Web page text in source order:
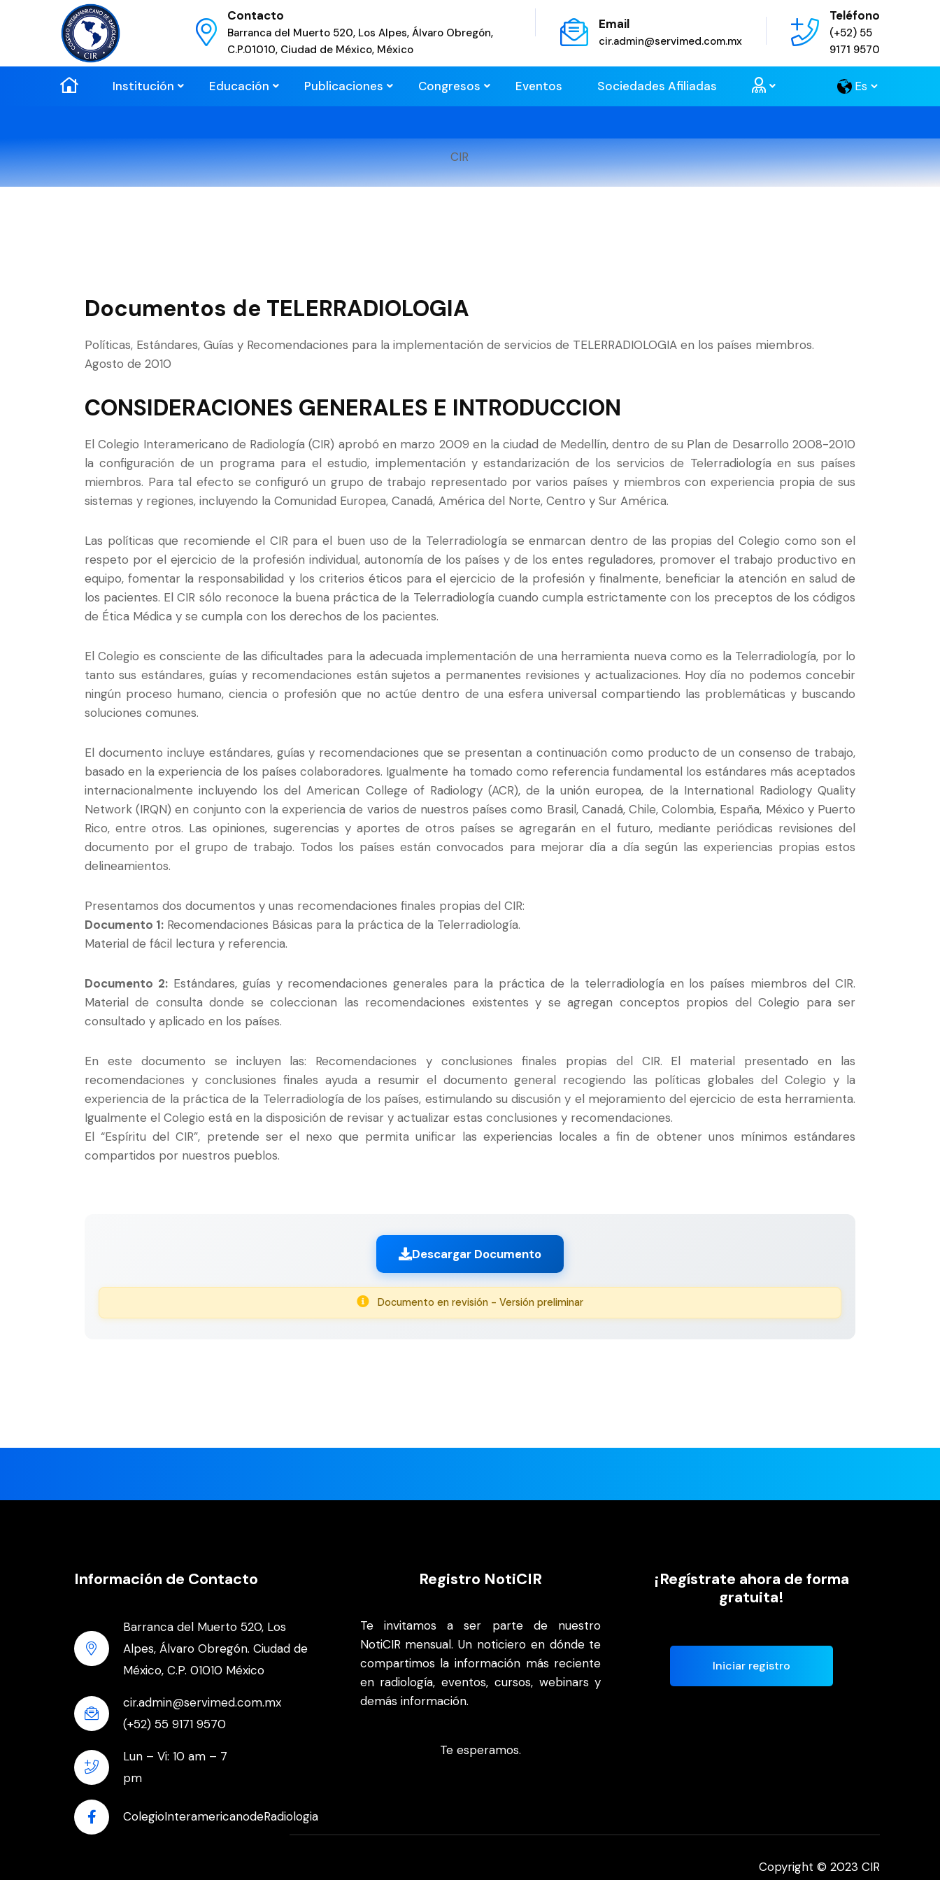
Contacto
Barranca del Muerto 520, Los Alpes, Álvaro Obregón,
C.P.01010, Ciudad de México, México
Email
cir.admin@servimed.com.mx
Teléfono
(+52) 55
9171 9570
Institución Educación Publicaciones Congresos Eventos Sociedades Afiliadas
CIR
Documentos de TELERRADIOLOGIA
Políticas, Estándares, Guías y Recomendaciones para la implementación de servicios de TELERRADIOLOGIA en los países miembros.
Agosto de 2010
CONSIDERACIONES GENERALES E INTRODUCCION
El Colegio Interamericano de Radiología (CIR) aprobó en marzo 2009 en la ciudad de Medellín, dentro de su Plan de Desarrollo 2008-2010
la configuración de un programa para el estudio, implementación y estandarización de los servicios de Telerradiología en sus países
miembros. Para tal efecto se configuró un grupo de trabajo representado por varios países y miembros con experiencia propia de sus
sistemas y regiones, incluyendo la Comunidad Europea, Canadá, América del Norte, Centro y Sur América.
Las políticas que recomiende el CIR para el buen uso de la Telerradiología se enmarcan dentro de las propias del Colegio como son el
respeto por el ejercicio de la profesión individual, autonomía de los países y de los entes reguladores, promover el trabajo productivo en
equipo, fomentar la responsabilidad y los criterios éticos para el ejercicio de la profesión y finalmente, beneficiar la atención en salud de
los pacientes. El CIR sólo reconoce la buena práctica de la Telerradiología cuando cumpla estrictamente con los preceptos de los códigos
de Ética Médica y se cumpla con los derechos de los pacientes.
El Colegio es consciente de las dificultades para la adecuada implementación de una herramienta nueva como es la Telerradiología, por lo
tanto sus estándares, guías y recomendaciones están sujetos a permanentes revisiones y actualizaciones. Hoy día no podemos concebir
ningún proceso humano, ciencia o profesión que no actúe dentro de una esfera universal compartiendo las problemáticas y buscando
soluciones comunes.
El documento incluye estándares, guías y recomendaciones que se presentan a continuación como producto de un consenso de trabajo,
basado en la experiencia de los países colaboradores. Igualmente ha tomado como referencia fundamental los estándares más aceptados
internacionalmente incluyendo los del American College of Radiology (ACR), de la unión europea, de la International Radiology Quality
Network (IRQN) en conjunto con la experiencia de varios de nuestros países como Brasil, Canadá, Chile, Colombia, España, México y Puerto
Rico, entre otros. Las opiniones, sugerencias y aportes de otros países se agregarán en el futuro, mediante periódicas revisiones del
documento por el grupo de trabajo. Todos los países están convocados para mejorar día a día según las experiencias propias estos
delineamientos.
Presentamos dos documentos y unas recomendaciones finales propias del CIR:
Documento 1: Recomendaciones Básicas para la práctica de la Telerradiología.
Material de fácil lectura y referencia.
Documento 2:Estándares, guías y recomendaciones generales para la práctica de la telerradiología en los países miembros del CIR.
Material de consulta donde se coleccionan las recomendaciones existentes y se agregan conceptos propios del Colegio para ser
consultado y aplicado en los países.
En este documento se incluyen las: Recomendaciones y conclusiones finales propias del CIR. El material presentado en las
recomendaciones y conclusiones finales ayuda a resumir el documento general recogiendo las políticas globales del Colegio y la
experiencia de la práctica de la Telerradiología de los países, estimulando su discusión y el mejoramiento del ejercicio de esta herramienta.
Igualmente el Colegio está en la disposición de revisar y actualizar estas conclusiones y recomendaciones.
El “Espíritu del CIR”, pretende ser el nexo que permita unificar las experiencias locales a fin de obtener unos mínimos estándares
compartidos por nuestros pueblos.
Descargar Documento
Documento en revisión - Versión preliminar
Información de Contacto
Barranca del Muerto 520, Los
Alpes, Álvaro Obregón. Ciudad de
México, C.P. 01010 México
cir.admin@servimed.com.mx
(+52) 55 9171 9570
Lun – Vi: 10 am – 7
pm
ColegioInteramericanodeRadiologia
Registro NotiCIR
Te invitamos a ser parte de nuestro
NotiCIR mensual. Un noticiero en dónde te
compartimos la información más reciente
en radiología, eventos, cursos, webinars y
demás información.
Te esperamos.
¡Regístrate ahora de forma
gratuita!
Iniciar registro
Copyright © 2023 CIR